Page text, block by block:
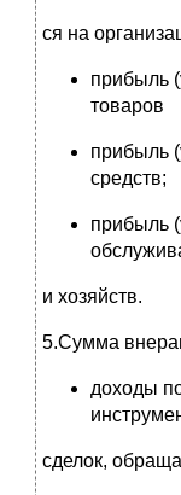
ся на
прибыль
товаров
прибыль
средств;
прибыль
и хозяйств.
5.Сумма
доходы
сделок,